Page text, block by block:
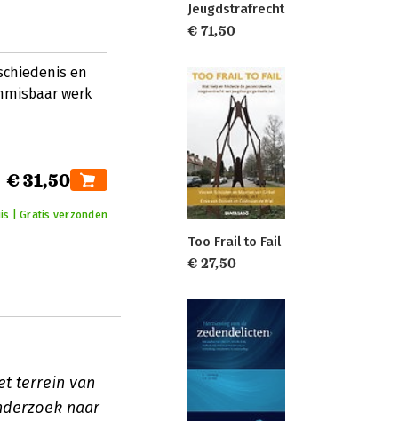
en
werk
€ 31,50
| Gratis verzonden
terrein van
naar
Jeugdstrafrecht
€ 71,50
Too Frail to Fail
€ 27,50